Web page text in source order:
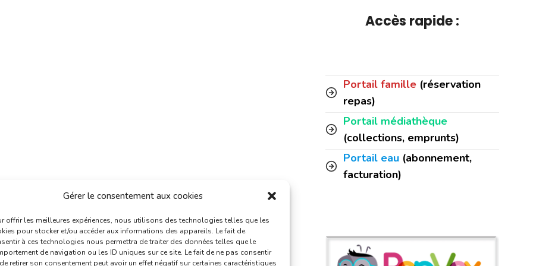
Gérer le consentement aux cookies
offrir les meilleures expériences, nous utilisons des technologies telles que les
pour stocker et/ou accéder aux informations des appareils. Le fait de
à ces technologies nous permettra de traiter des données telles que le
de navigation ou les ID uniques sur ce site. Le fait de ne pas consentir
retirer son consentement peut avoir un effet négatif sur certaines caractéristiques
Accès rapide :
Portail famille (réservation
repas)
Portail médiathèque
(collections, emprunts)
Portail eau (abonnement,
facturation)